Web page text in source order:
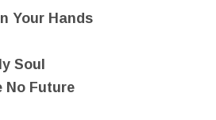
Your Hands
Soul
No Future